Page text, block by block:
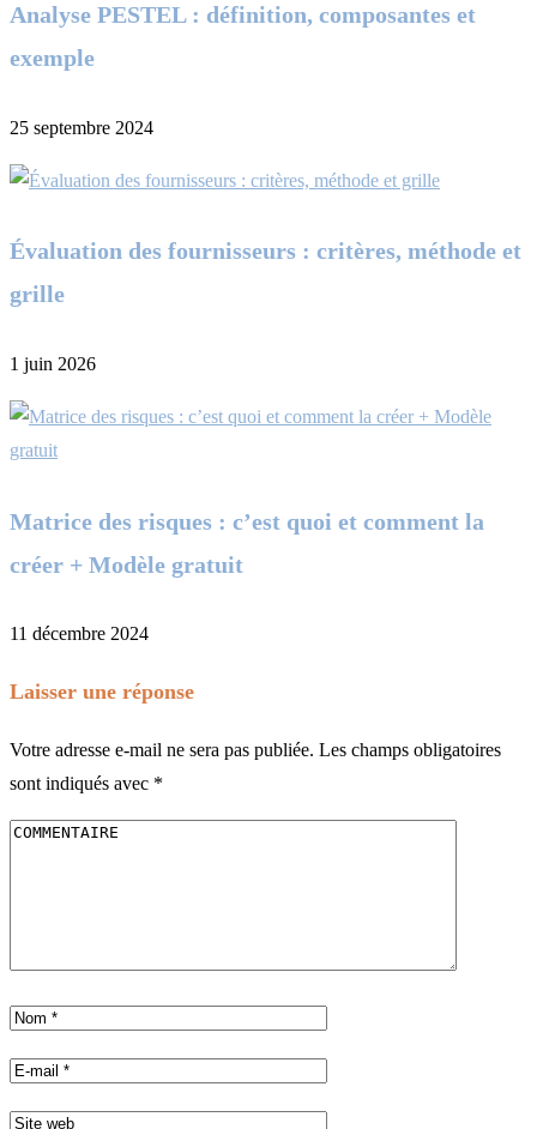
Analyse PESTEL : définition, composantes et
exemple
25 septembre 2024
Évaluation des fournisseurs : critères, méthode et
grille
1 juin 2026
Matrice des risques : c’est quoi et comment la
créer + Modèle gratuit
11 décembre 2024
Laisser une réponse
Votre adresse e-mail ne sera pas publiée. Les champs obligatoires
sont indiqués avec *